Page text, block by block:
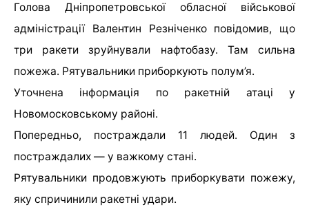
Голова Дніпропетровської обласної військової
адміністрації Валентин Резніченко повідомив, що
три ракети зруйнували нафтобазу. Там сильна
пожежа. Рятувальники приборкують полум’я.
Уточнена інформація по ракетній атаці у
Новомосковському районі.
Попередньо, постраждали 11 людей. Один з
постраждалих — у важкому стані.
Рятувальники продовжують приборкувати пожежу,
яку спричинили ракетні удари.